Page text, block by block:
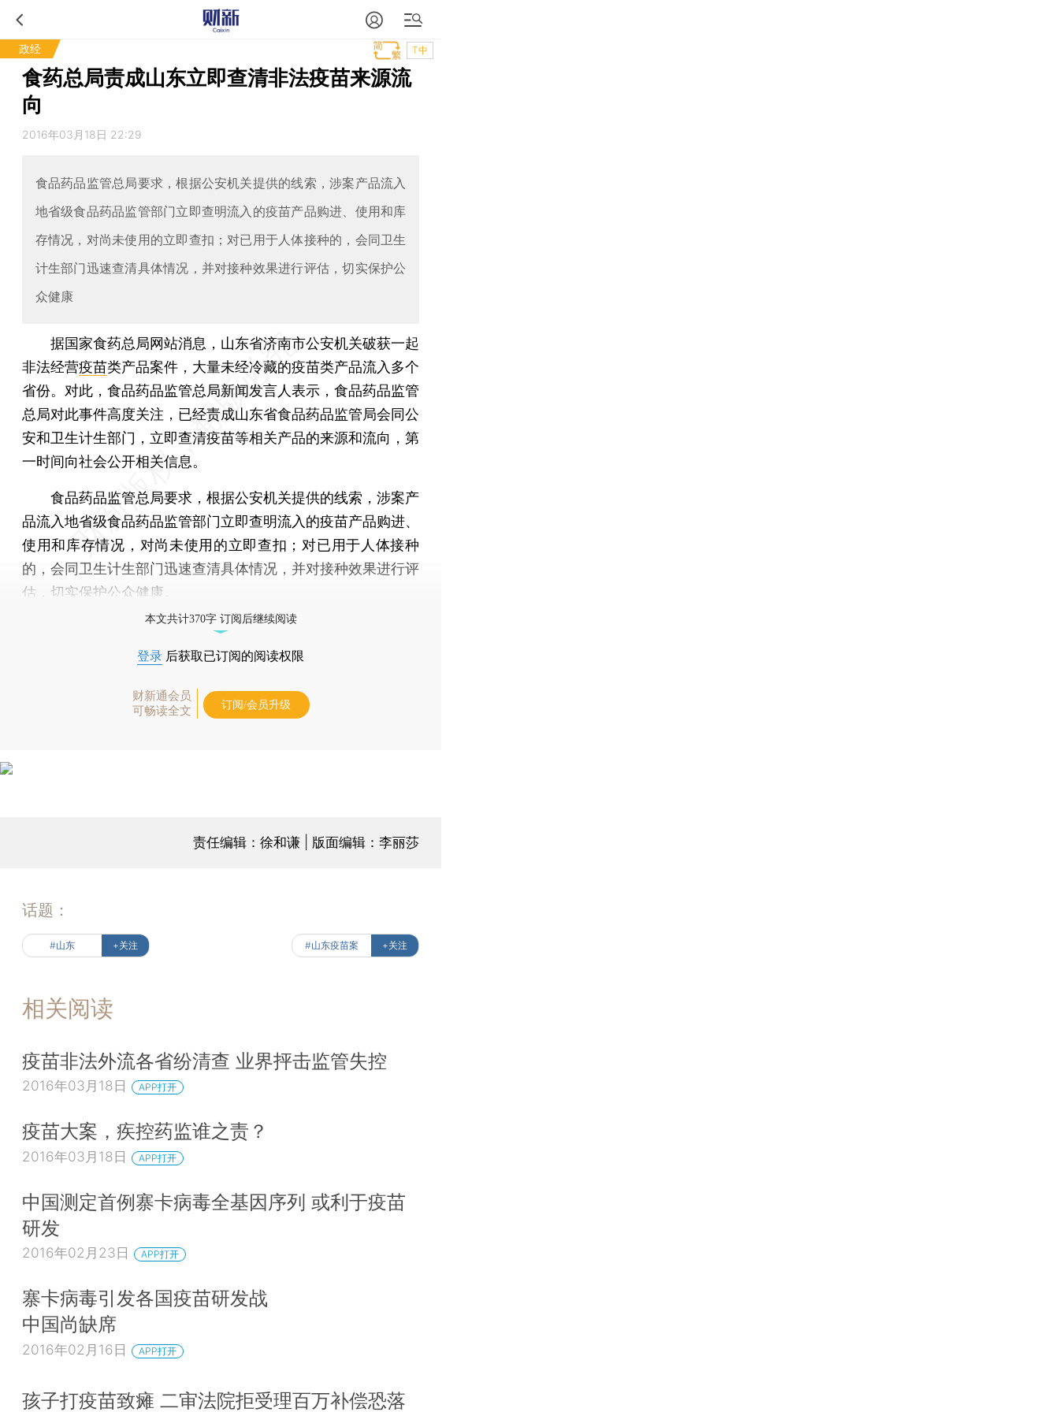
政经 T中
食药总局责成山东立即查清非法疫苗来源流
向
2016年03月18日 22:29
食品药品监管总局要求，根据公安机关提供的线索，涉案产品流入
地省级食品药品监管部门立即查明流入的疫苗产品购进、使用和库
存情况，对尚未使用的立即查扣；对已用于人体接种的，会同卫生
计生部门迅速查清具体情况，并对接种效果进行评估，切实保护公
众健康
据国家食药总局网站消息，山东省济南市公安机关破获一起
非法经营疫苗类产品案件，大量未经冷藏的疫苗类产品流入多个
省份。对此，食品药品监管总局新闻发言人表示，食品药品监管
总局对此事件高度关注，已经责成山东省食品药品监管局会同公
安和卫生计生部门，立即查清疫苗等相关产品的来源和流向，第
一时间向社会公开相关信息。
食品药品监管总局要求，根据公安机关提供的线索，涉案产
品流入地省级食品药品监管部门立即查明流入的疫苗产品购进、
使用和库存情况，对尚未使用的立即查扣；对已用于人体接种
的，会同卫生计生部门迅速查清具体情况，并对接种效果进行评
估，切实保护公众健康。
本文共计370字 订阅后继续阅读
登录 后获取已订阅的阅读权限
财新通会员
可畅读全文
订阅/会员升级
责任编辑：徐和谦 | 版面编辑：李丽莎
话题：
#山东 +关注 #山东疫苗案 +关注
相关阅读
疫苗非法外流各省纷清查 业界抨击监管失控
2016年03月18日 APP打开
疫苗大案，疾控药监谁之责？
2016年03月18日 APP打开
中国测定首例寨卡病毒全基因序列 或利于疫苗
研发
2016年02月23日 APP打开
寨卡病毒引发各国疫苗研发战
中国尚缺席
2016年02月16日 APP打开
孩子打疫苗致瘫 二审法院拒受理百万补偿恐落